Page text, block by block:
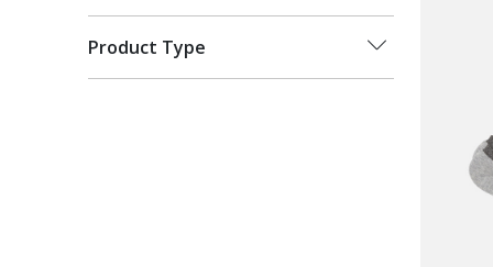
Product Type